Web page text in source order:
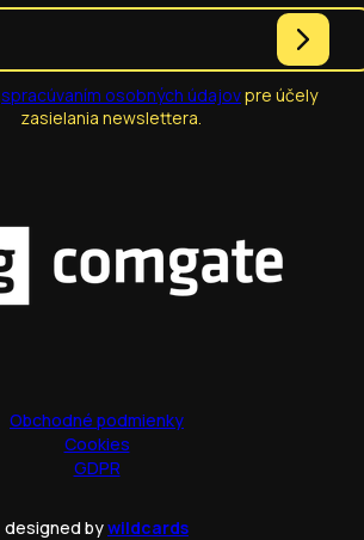
spracúvaním osobných údajovpre účely
zasielania newslettera.
Obchodné podmienky
Cookies
GDPR
designed bywildcards